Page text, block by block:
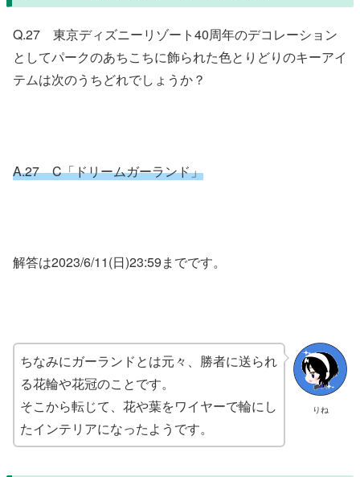
Q.27 東京ディズニーリゾート40周年のデコレーション
としてパークのあちこちに飾られた色とりどりのキーアイ
テムは次のうちどれでしょうか？
A.27 C「ドリームガーランド」
解答は2023/6/11(日)23:59までです。
りね
ちなみにガーランドとは元々、勝者に送られ
る花輪や花冠のことです。
そこから転じて、花や葉をワイヤーで輪にし
たインテリアになったようです。